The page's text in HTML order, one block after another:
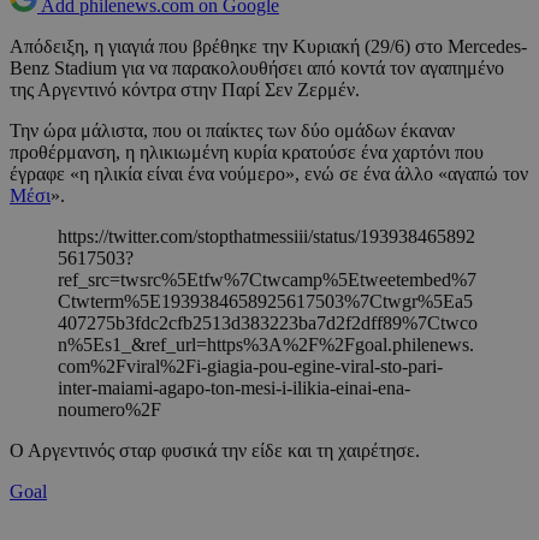
Add philenews.com on Google
Απόδειξη, η γιαγιά που βρέθηκε την Κυριακή (29/6) στο Mercedes-
Benz Stadium για να παρακολουθήσει από κοντά τον αγαπημένο
της Αργεντινό κόντρα στην Παρί Σεν Ζερμέν.
Την ώρα μάλιστα, που οι παίκτες των δύο ομάδων έκαναν
προθέρμανση, η ηλικιωμένη κυρία κρατούσε ένα χαρτόνι που
έγραφε «η ηλικία είναι ένα νούμερο», ενώ σε ένα άλλο «αγαπώ τον
Μέσι».
https://twitter.com/stopthatmessiii/status/193938465892
5617503?
ref_src=twsrc%5Etfw%7Ctwcamp%5Etweetembed%7
Ctwterm%5E1939384658925617503%7Ctwgr%5Ea5
407275b3fdc2cfb2513d383223ba7d2f2dff89%7Ctwco
n%5Es1_&ref_url=https%3A%2F%2Fgoal.philenews.
com%2Fviral%2Fi-giagia-pou-egine-viral-sto-pari-
inter-maiami-agapo-ton-mesi-i-ilikia-einai-ena-
noumero%2F
Ο Αργεντινός σταρ φυσικά την είδε και τη χαιρέτησε.
Goal